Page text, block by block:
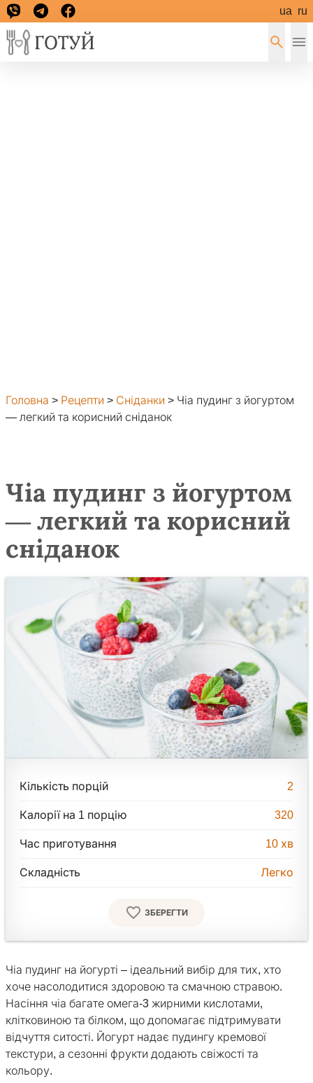
ua ru
Головна > Рецепти > Сніданки > Чіа пудинг з йогуртом
— легкий та корисний сніданок
Чіа пудинг з йогуртом
— легкий та корисний
сніданок
Кількість порцій 2
Калорії на 1 порцію 320
Час приготування 10 хв
Складність Легко
ЗБЕРЕГТИ
Чіа пудинг на йогурті – ідеальний вибір для тих, хто
хоче насолодитися здоровою та смачною стравою.
Насіння чіа багате омега-3 жирними кислотами,
клітковиною та білком, що допомагає підтримувати
відчуття ситості. Йогурт надає пудингу кремової
текстури, а сезонні фрукти додають свіжості та
кольору.